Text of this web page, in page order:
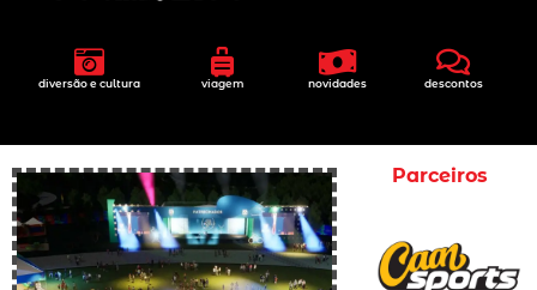
diversão e cultura viagem novidades descontos
Parceiros